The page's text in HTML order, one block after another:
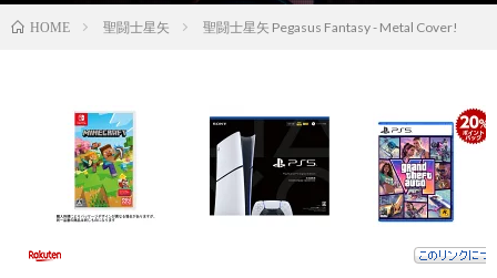
HOME 聖闘士星矢 聖闘士星矢 Pegasus Fantasy - Metal Cover!